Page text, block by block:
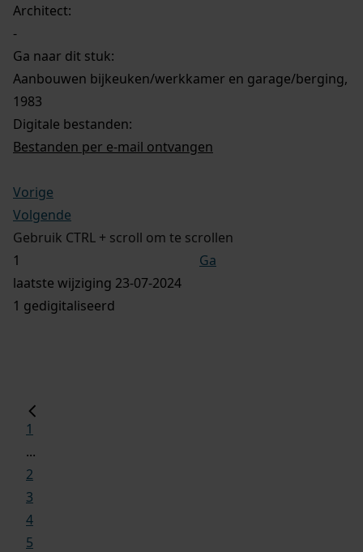
Architect:
-
Ga naar dit stuk:
Aanbouwen bijkeuken/werkkamer en garage/berging,
1983
Digitale bestanden:
Bestanden per e-mail ontvangen
Vorige
Volgende
Gebruik CTRL + scroll om te scrollen
Ga
laatste wijziging 23-07-2024
1 gedigitaliseerd
1
...
2
3
4
5